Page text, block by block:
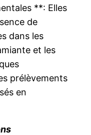
**: Elles
de
dans les
et les
prélèvements
en